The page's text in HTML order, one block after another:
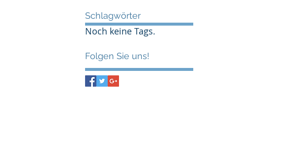
Schlagwörter
Noch keine Tags.
Folgen Sie uns!